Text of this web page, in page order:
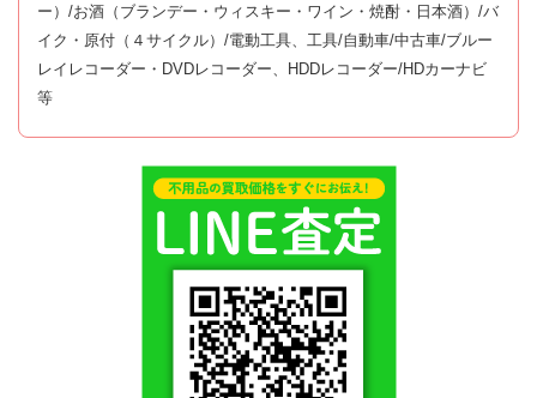
ー）/お酒（ブランデー・ウィスキー・ワイン・焼酎・日本酒）/バ
イク・原付（４サイクル）/電動工具、工具/自動車/中古車/ブルー
レイレコーダー・DVDレコーダー、HDDレコーダー/HDカーナビ
等